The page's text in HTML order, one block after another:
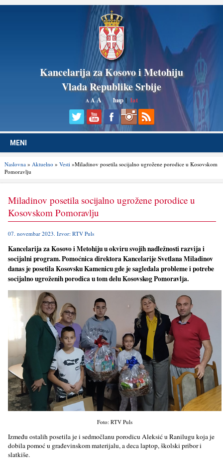
Kancelarija za Kosovo i Metohiju
Vlada Republike Srbije
A AA ћир|lat
MENI
Naslovna» Aktuelno» Vesti»Miladinov posetila socijalno ugrožene porodice u Kosovskom
Pomoravlјu
Miladinov posetila socijalno ugrožene porodice u
Kosovskom Pomoravlјu
07. novembar 2023. Izvor: RTV Puls
Kancelarija za Kosovo i Metohiju u okviru svojih nadležnosti razvija i
socijalni program. Pomoćnica direktora Kancelarije Svetlana Miladinov
danas je posetila Kosovsku Kamenicu gde je sagledala probleme i potrebe
socijalno ugroženih porodica u tom delu Kosovskog Pomoravlјa.
Foto: RTV Puls
Između ostalih posetila je i sedmočlanu porodicu Aleksić u Ranilugu koja je
dobila pomoć u građevinskom materijalu, a deca laptop, školski pribor i
slatkiše.